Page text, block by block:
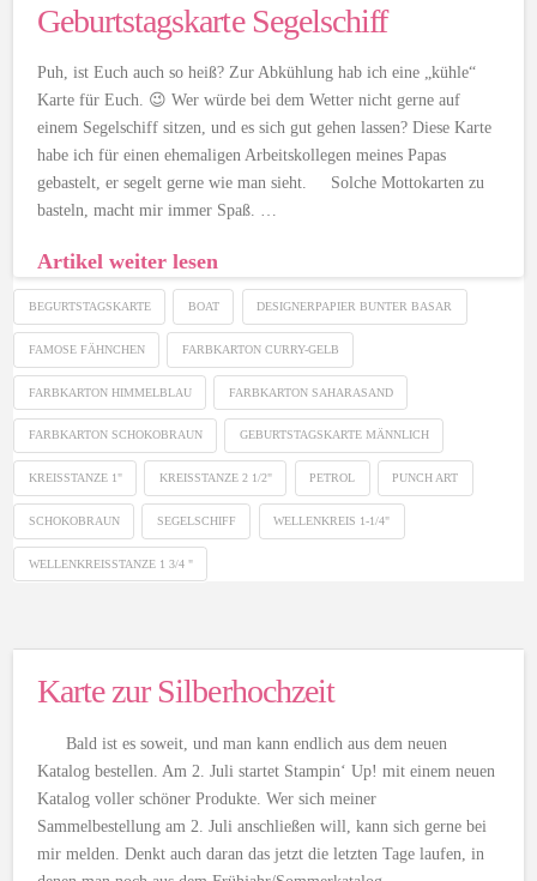
Geburtstagskarte Segelschiff
Puh, ist Euch auch so heiß? Zur Abkühlung hab ich eine „kühle“
Karte für Euch. 😉 Wer würde bei dem Wetter nicht gerne auf
einem Segelschiff sitzen, und es sich gut gehen lassen? Diese Karte
habe ich für einen ehemaligen Arbeitskollegen meines Papas
gebastelt, er segelt gerne wie man sieht. Solche Mottokarten zu
basteln, macht mir immer Spaß. …
Artikel weiter lesen
BEGURTSTAGSKARTE BOAT DESIGNERPAPIER BUNTER BASAR
FAMOSE FÄHNCHEN FARBKARTON CURRY-GELB
FARBKARTON HIMMELBLAU FARBKARTON SAHARASAND
FARBKARTON SCHOKOBRAUN GEBURTSTAGSKARTE MÄNNLICH
KREISSTANZE 1" KREISSTANZE 2 1/2" PETROL PUNCH ART
SCHOKOBRAUN SEGELSCHIFF WELLENKREIS 1-1/4"
WELLENKREISSTANZE 1 3/4 "
Karte zur Silberhochzeit
Bald ist es soweit, und man kann endlich aus dem neuen
Katalog bestellen. Am 2. Juli startet Stampin‘ Up! mit einem neuen
Katalog voller schöner Produkte. Wer sich meiner
Sammelbestellung am 2. Juli anschließen will, kann sich gerne bei
mir melden. Denkt auch daran das jetzt die letzten Tage laufen, in